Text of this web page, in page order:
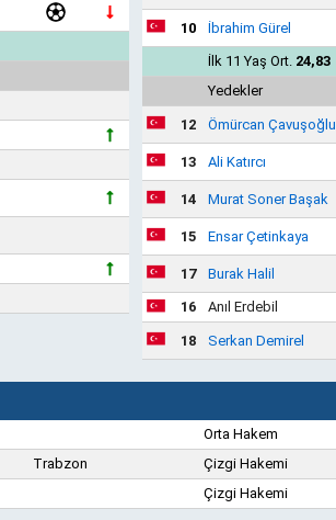
10
İbrahim Gürel
İlk 11 Yaş Ort. 24,83
Yedekler
12 Ömürcan Çavuşoğlu
13 Ali Katırcı
14 Murat Soner Başak
15 Ensar Çetinkaya
17
Burak Halil
16
Anıl Erdebil
18 Serkan Demirel
Orta Hakem
Trabzon
Çizgi Hakemi
Çizgi Hakemi